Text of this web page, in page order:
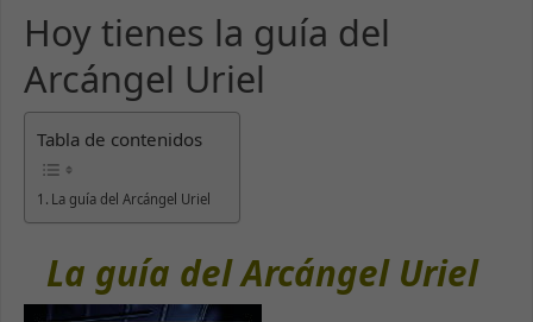
Hoy tienes la guía del
Arcángel Uriel
Tabla de contenidos
La guía del Arcángel Uriel
La guía del Arcángel Uriel